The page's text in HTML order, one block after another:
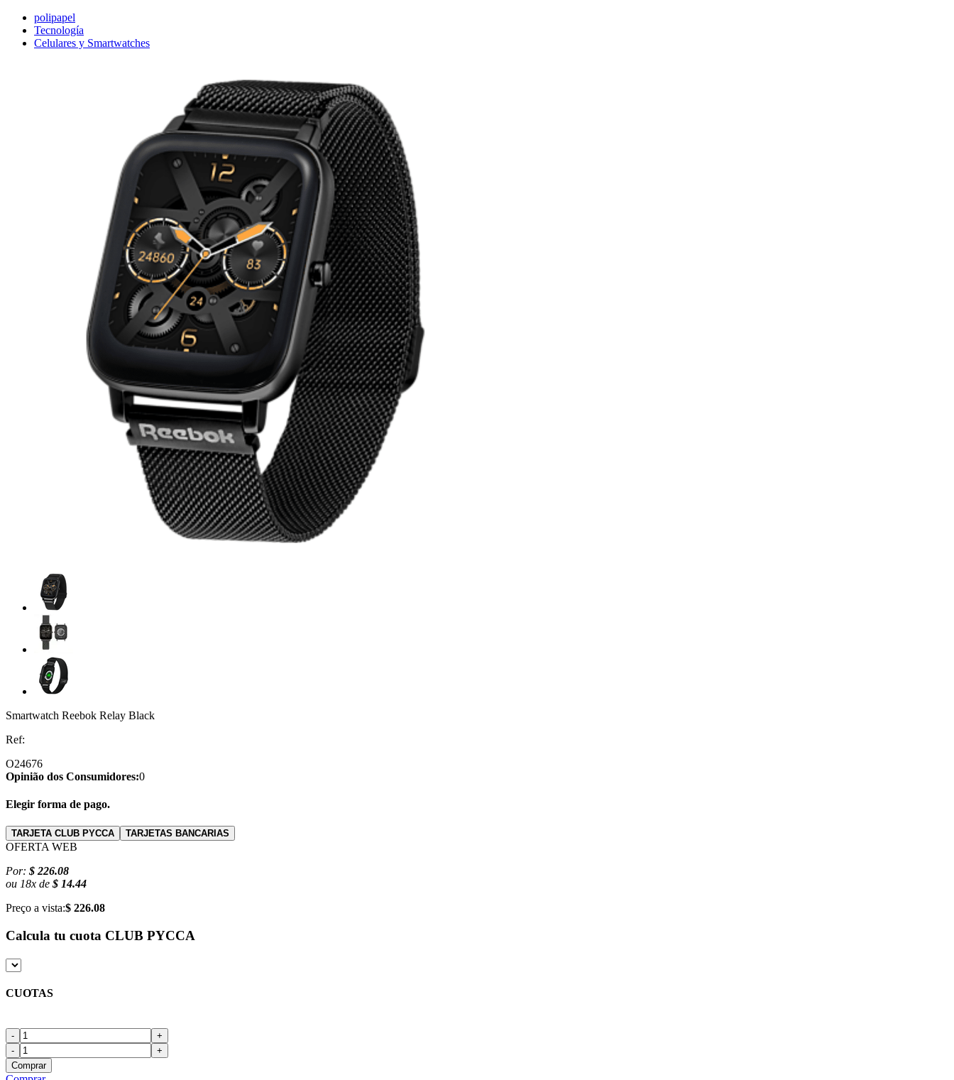
polipapel
Tecnología
Celulares y Smartwatches
Smartwatch Reebok Relay Black
Ref:
O24676
Opinião dos Consumidores:0
Elegir forma de pago.
TARJETA CLUB PYCCA TARJETAS BANCARIAS
OFERTA WEB
Por: $ 226.08
ou 18x de $ 14.44
Preço a vista:$ 226.08
Calcula tu cuota CLUB PYCCA
CUOTAS
-
+
-
+
Comprar